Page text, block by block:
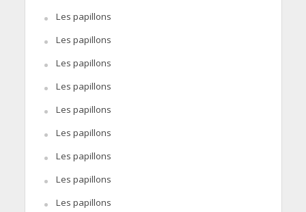
Les papillons
Les papillons
Les papillons
Les papillons
Les papillons
Les papillons
Les papillons
Les papillons
Les papillons